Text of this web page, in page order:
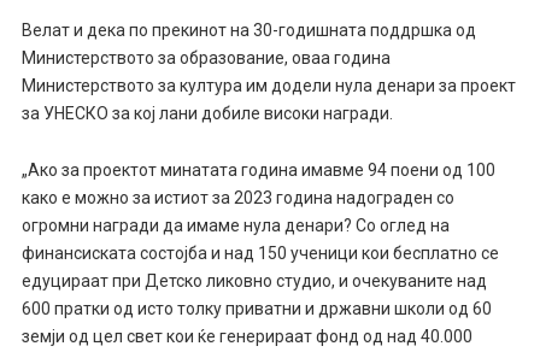
Велат и дека по прекинот на 30-годишната поддршка од
Министерството за образование, оваа година
Министерството за култура им додели нула денари за проект
за УНЕСКО за кој лани добиле високи награди.
„Ако за проектот минатата година имавме 94 поени од 100
како е можно за истиот за 2023 година надограден со
огромни награди да имаме нула денари? Со оглед на
финансиската состојба и над 150 ученици кои бесплатно се
едуцираат при Детско ликовно студио, и очекуваните над
600 пратки од исто толку приватни и државни школи од 60
земји од цел свет кои ќе генерираат фонд од над 40.000